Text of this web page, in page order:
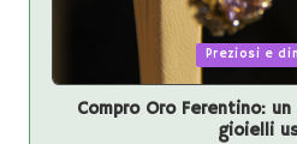
Preziosi e
Compro Oro Ferentino:
gioielli